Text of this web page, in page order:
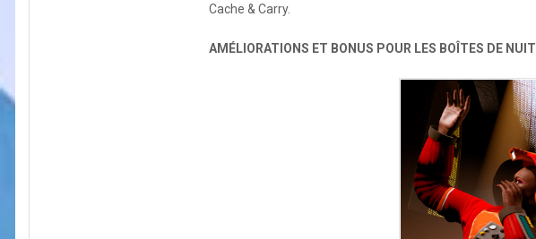
Cache & Carry.
AMÉLIORATIONS ET BONUS POUR LES BOÎTES DE NUIT